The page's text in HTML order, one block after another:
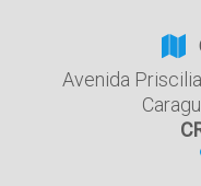
Avenida